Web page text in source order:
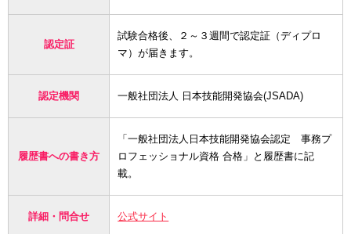
認定証
試験合格後、２～３週間で認定証（ディプロ
マ）が届きます。
認定機関 一般社団法人 日本技能開発協会(JSADA)
履歴書への書き方
「一般社団法人日本技能開発協会認定 事務プ
ロフェッショナル資格 合格」と履歴書に記
載。
詳細・問合せ 公式サイト